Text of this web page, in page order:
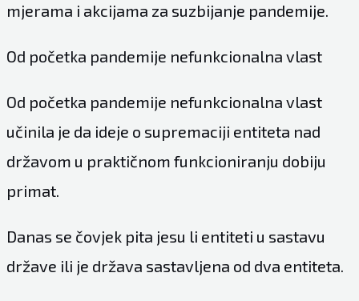
mjerama i akcijama za suzbijanje pandemije.
Od početka pandemije nefunkcionalna vlast
Od početka pandemije nefunkcionalna vlast
učinila je da ideje o supremaciji entiteta nad
državom u praktičnom funkcioniranju dobiju
primat.
Danas se čovjek pita jesu li entiteti u sastavu
države ili je država sastavljena od dva entiteta.